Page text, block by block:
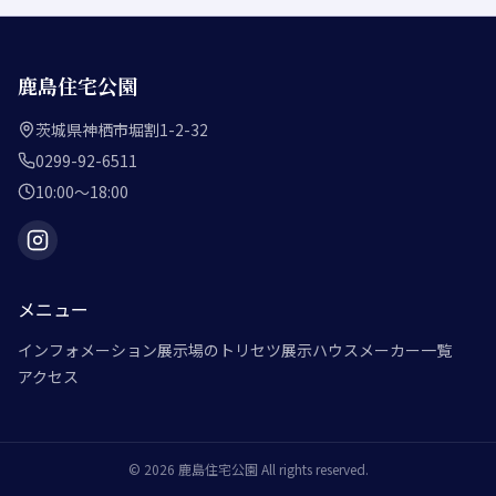
鹿島住宅公園
茨城県神栖市堀割1-2-32
0299-92-6511
10:00～18:00
メニュー
インフォメーション展示場のトリセツ展示ハウスメーカー一覧
アクセス
© 2026 鹿島住宅公園 All rights reserved.